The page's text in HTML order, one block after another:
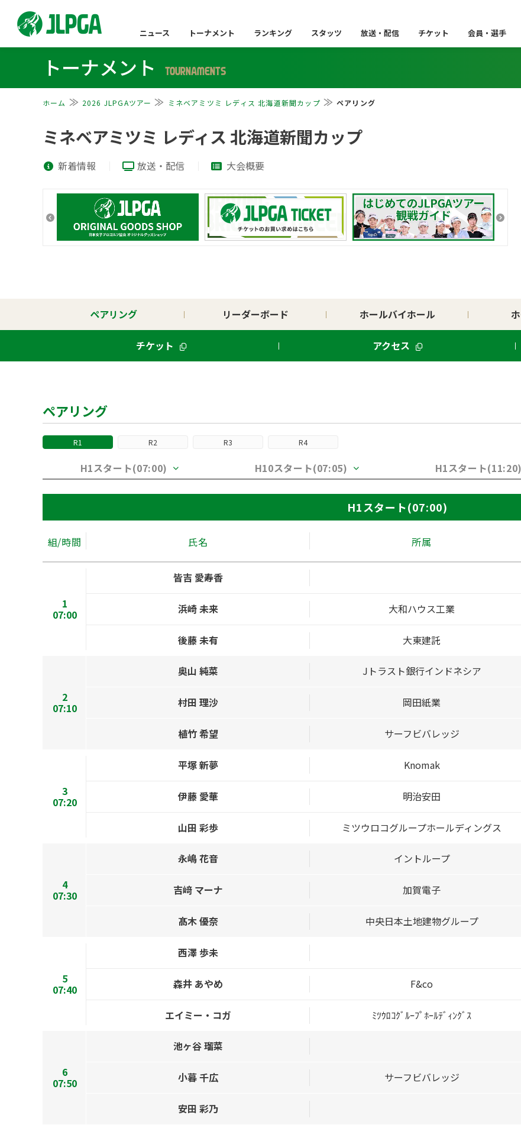
ニュース トーナメント ランキング スタッツ 放送・配信 チケット 会員・選手
トーナメント TOURNAMENTS
ホーム 2026 JLPGAツアー ミネベアミツミ レディス 北海道新聞カップ ペアリング
ミネベアミツミ レディス 北海道新聞カップ
新着情報 放送・配信 大会概要
ペアリング リーダーボード ホールバイホール
チケット アクセス
ペアリング
R1 R2 R3 R4
H1スタート(07:00) H10スタート(07:05) H1スタート(11:20)
H1スタート(07:00)
組/時間 氏名 所属
1
07:00
皆吉 愛寿香
浜崎 未来 大和ハウス工業
後藤 未有 大東建託
2
07:10
奥山 純菜 Jトラスト銀行インドネシア
村田 理沙 岡田紙業
植竹 希望 サーフビバレッジ
3
07:20
平塚 新夢 Knomak
伊藤 愛華 明治安田
山田 彩歩 ミツウロコグループホールディングス
4
07:30
永嶋 花音 イントループ
吉﨑 マーナ 加賀電子
髙木 優奈 中央日本土地建物グループ
5
07:40
西澤 歩未
森井 あやめ F&co
エイミー・コガ ﾐﾂｳﾛｺｸﾞﾙｰﾌﾟﾎｰﾙﾃﾞｨﾝｸﾞｽ
6
07:50
池ヶ谷 瑠菜
小暮 千広 サーフビバレッジ
安田 彩乃